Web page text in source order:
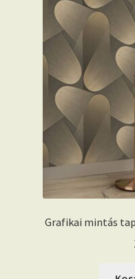
Grafikai mintás